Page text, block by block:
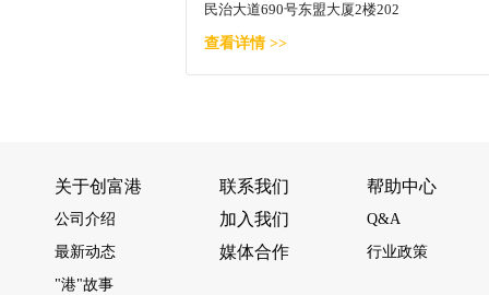
民治大道690号东盟大厦2楼202
查看详情 >>
关于创富港
公司介绍
最新动态
"港"故事
联系我们
加入我们
媒体合作
帮助中心
Q&A
行业政策